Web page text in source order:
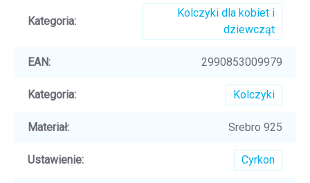
Kategoria:
Kolczyki dla kobiet i
dziewcząt
EAN: 2990853009979
Kategoria: Kolczyki
Materiał: Srebro 925
Ustawienie: Cyrkon